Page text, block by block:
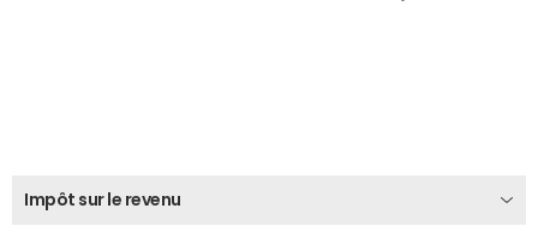
Impôt sur le revenu